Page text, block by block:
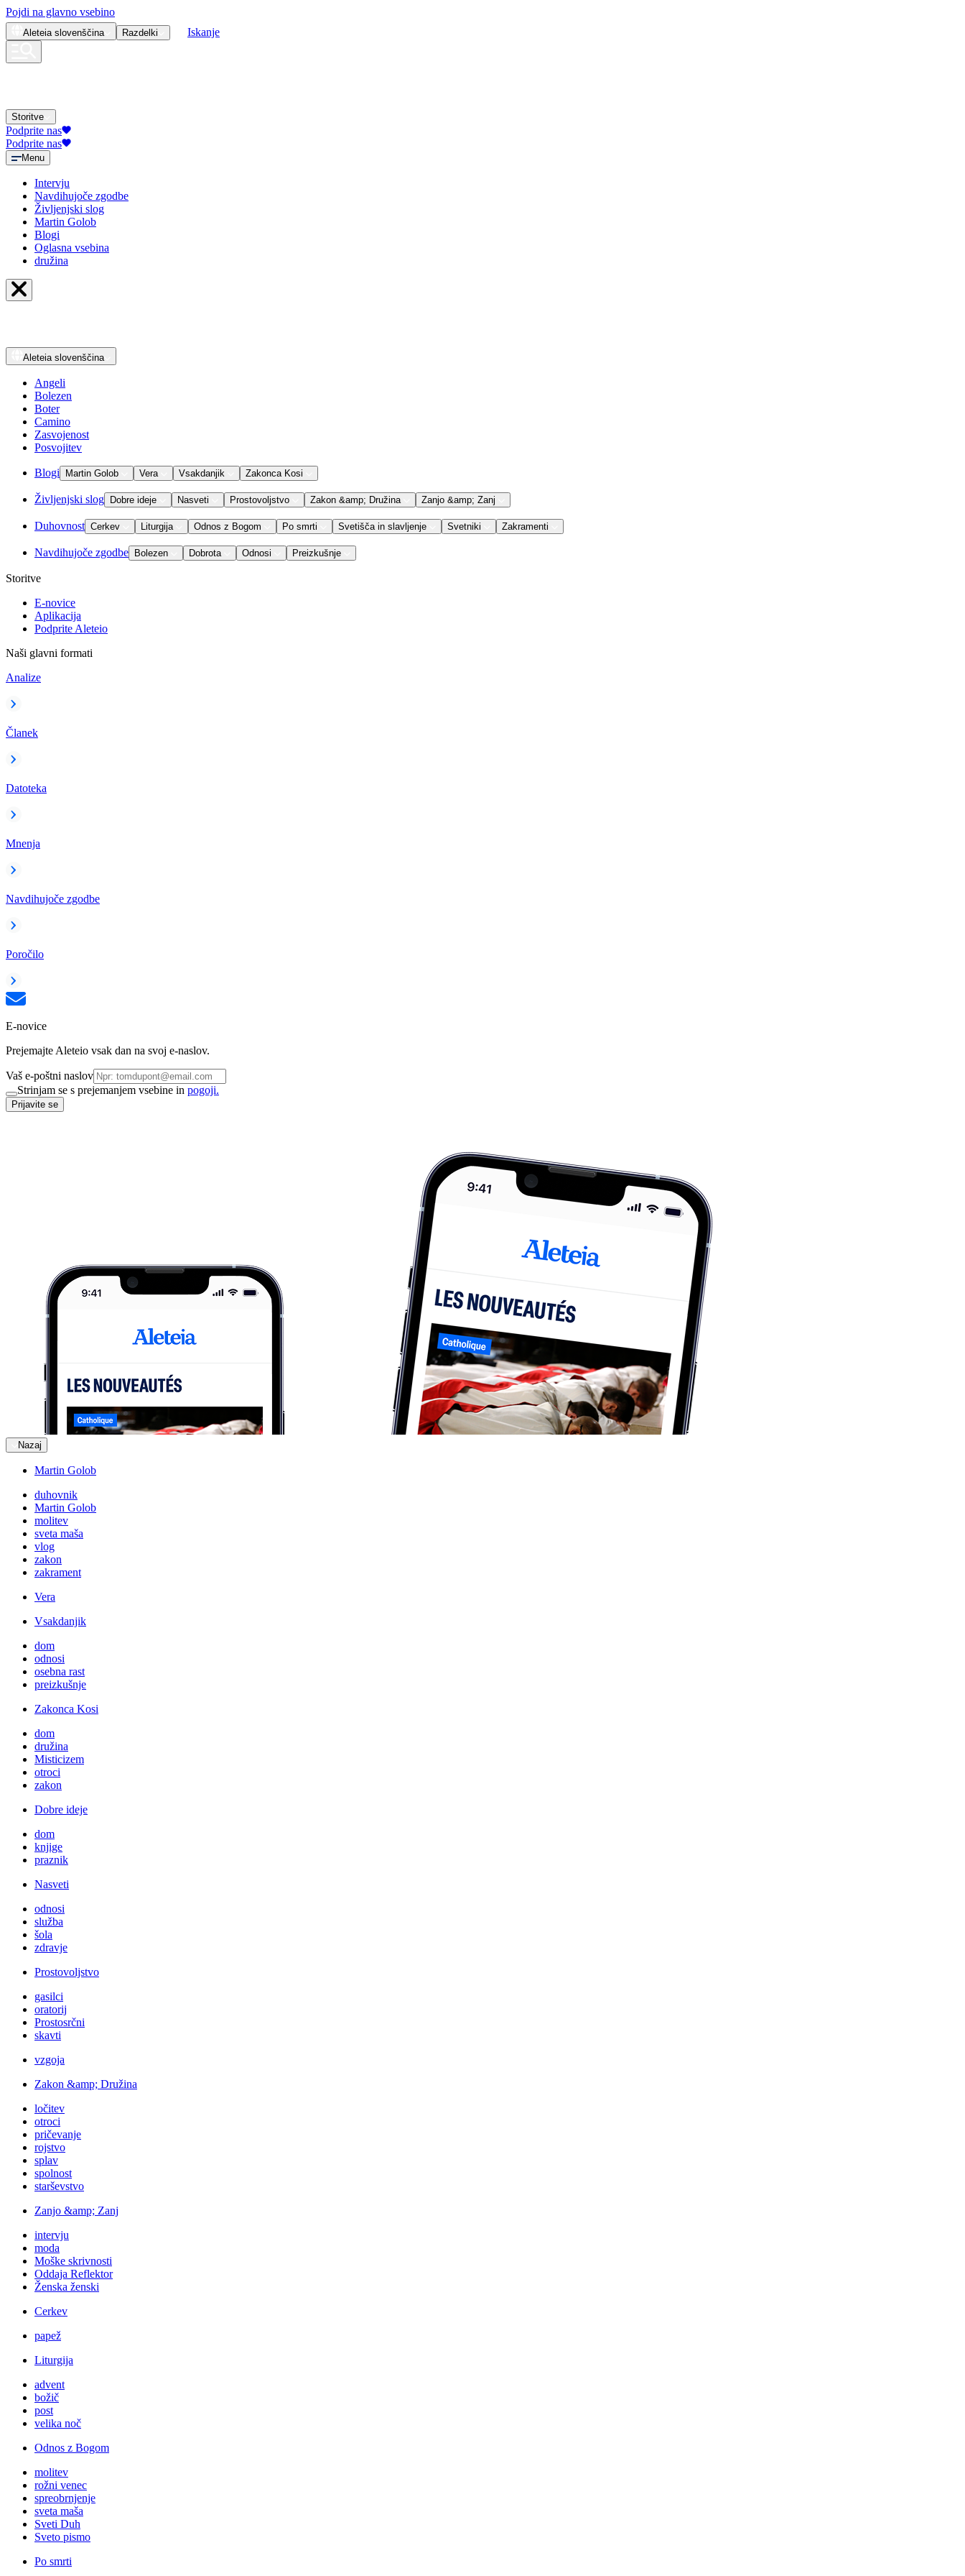
Pojdi na glavno vsebino
Aleteia slovenščina Razdelki Iskanje
Storitve
Podprite nas
Podprite nas
Menu
Intervju
Navdihujoče zgodbe
Življenjski slog
Martin Golob
Blogi
Oglasna vsebina
družina
Aleteia slovenščina
Angeli
Bolezen
Boter
Camino
Zasvojenost
Posvojitev
Blogi Martin Golob Vera Vsakdanjik Zakonca Kosi
Življenjski slog Dobre ideje Nasveti Prostovoljstvo Zakon &amp; Družina Zanjo &amp; Zanj
Duhovnost Cerkev Liturgija Odnos z Bogom Po smrti Svetišča in slavljenje Svetniki Zakramenti
Navdihujoče zgodbe Bolezen Dobrota Odnosi Preizkušnje
Storitve
E-novice
Aplikacija
Podprite Aleteio
Naši glavni formati
Analize
Članek
Datoteka
Mnenja
Navdihujoče zgodbe
Poročilo
E-novice
Prejemajte Aleteio vsak dan na svoj e-naslov.
Vaš e-poštni naslov
Strinjam se s prejemanjem vsebine in pogoji.
Prijavite se
Nazaj
Martin Golob
duhovnik
Martin Golob
molitev
sveta maša
vlog
zakon
zakrament
Vera
Vsakdanjik
dom
odnosi
osebna rast
preizkušnje
Zakonca Kosi
dom
družina
Misticizem
otroci
zakon
Dobre ideje
dom
knjige
praznik
Nasveti
odnosi
služba
šola
zdravje
Prostovoljstvo
gasilci
oratorij
Prostosrčni
skavti
vzgoja
Zakon &amp; Družina
ločitev
otroci
pričevanje
rojstvo
splav
spolnost
starševstvo
Zanjo &amp; Zanj
intervju
moda
Moške skrivnosti
Oddaja Reflektor
Ženska ženski
Cerkev
papež
Liturgija
advent
božič
post
velika noč
Odnos z Bogom
molitev
rožni venec
spreobrnjenje
sveta maša
Sveti Duh
Sveto pismo
Po smrti